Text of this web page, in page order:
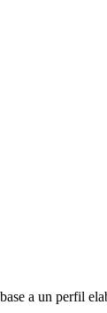
a un perfil